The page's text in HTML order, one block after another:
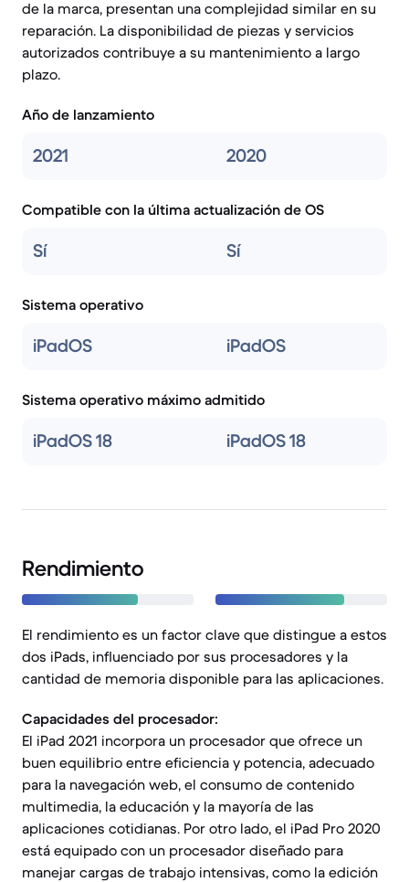
de la marca, presentan una complejidad similar en su
reparación. La disponibilidad de piezas y servicios
autorizados contribuye a su mantenimiento a largo
plazo.
Año de lanzamiento
2021 2020
Compatible con la última actualización de OS
Sí Sí
Sistema operativo
iPadOS iPadOS
Sistema operativo máximo admitido
iPadOS 18 iPadOS 18
Rendimiento
El rendimiento es un factor clave que distingue a estos
dos iPads, influenciado por sus procesadores y la
cantidad de memoria disponible para las aplicaciones.
Capacidades del procesador:
El iPad 2021 incorpora un procesador que ofrece un
buen equilibrio entre eficiencia y potencia, adecuado
para la navegación web, el consumo de contenido
multimedia, la educación y la mayoría de las
aplicaciones cotidianas. Por otro lado, el iPad Pro 2020
está equipado con un procesador diseñado para
manejar cargas de trabajo intensivas, como la edición